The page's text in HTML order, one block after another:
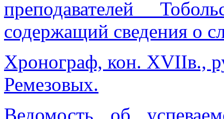
преподавателей
содержащий сведения о
Хронограф, кон. ХVIIв.,
Ремезовых.
Ведомость об